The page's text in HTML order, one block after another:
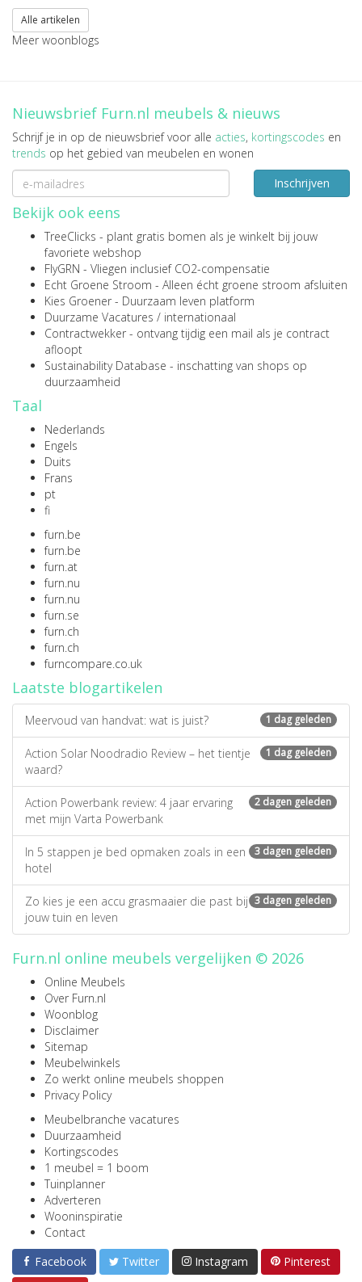
Alle artikelen
Meer woonblogs
Nieuwsbrief Furn.nl meubels & nieuws
Schrijf je in op de nieuwsbrief voor alle acties, kortingscodes en
trends op het gebied van meubelen en wonen
Inschrijven
Bekijk ook eens
TreeClicks - plant gratis bomen als je winkelt bij jouw
favoriete webshop
FlyGRN - Vliegen inclusief CO2-compensatie
Echt Groene Stroom - Alleen écht groene stroom afsluiten
Kies Groener - Duurzaam leven platform
Duurzame Vacatures / internationaal
Contractwekker - ontvang tijdig een mail als je contract
afloopt
Sustainability Database - inschatting van shops op
duurzaamheid
Taal
Nederlands
Engels
Duits
Frans
pt
fi
furn.be
furn.be
furn.at
furn.nu
furn.nu
furn.se
furn.ch
furn.ch
furncompare.co.uk
Laatste blogartikelen
1 dag geleden
Meervoud van handvat: wat is juist?
1 dag geleden
Action Solar Noodradio Review – het tientje
waard?
2 dagen geleden
Action Powerbank review: 4 jaar ervaring
met mijn Varta Powerbank
3 dagen geleden
In 5 stappen je bed opmaken zoals in een
hotel
3 dagen geleden
Zo kies je een accu grasmaaier die past bij
jouw tuin en leven
Furn.nl online meubels vergelijken © 2026
Online Meubels
Over Furn.nl
Woonblog
Disclaimer
Sitemap
Meubelwinkels
Zo werkt online meubels shoppen
Privacy Policy
Meubelbranche vacatures
Duurzaamheid
Kortingscodes
1 meubel = 1 boom
Tuinplanner
Adverteren
Wooninspiratie
Contact
Facebook
Twitter Instagram Pinterest